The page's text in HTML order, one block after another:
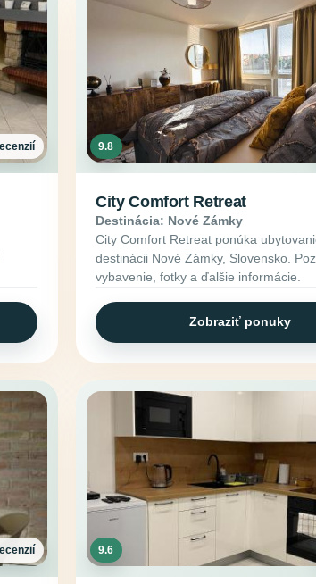
9.8
City Comfort Retreat
Destinácia: Nové Zámky
City Comfort Retreat ponúka
destinácii Nové Zámky, Slovensko.
vybavenie, fotky a ďalšie informácie.
Zobraziť ponuky
9.6